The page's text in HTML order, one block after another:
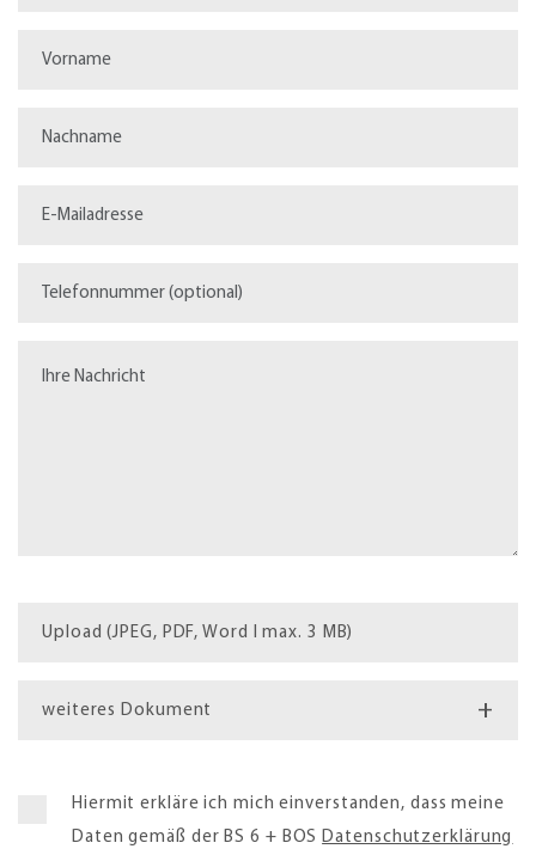
Upload (JPEG, PDF, Word I max. 3 MB)
weiteres Dokument +
Hiermit erkläre ich mich einverstanden, dass meine
Daten gemäß der BS 6 + BOS Datenschutzerklärung